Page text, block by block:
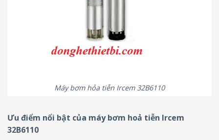
Máy bơm hỏa tiễn Ircem 32B6110
Ưu điểm nổi bật của máy bơm hoả tiễn Ircem
32B6110